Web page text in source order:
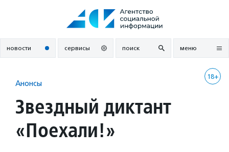
новости сервисы поиск меню
18+
Анонсы
Звездный диктант
«Поехали!»